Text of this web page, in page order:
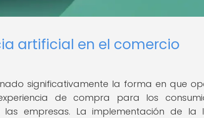
artificial en el comercio
significativamente la forma en que
de compra para los
empresas. La implementación de la